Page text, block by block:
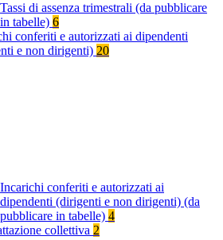
Tassi di assenza trimestrali (da pubblicare
in tabelle) 6
conferiti e autorizzati ai dipendenti
e non dirigenti) 20
Incarichi conferiti e autorizzati ai
dipendenti (dirigenti e non dirigenti) (da
pubblicare in tabelle) 4
collettiva 2